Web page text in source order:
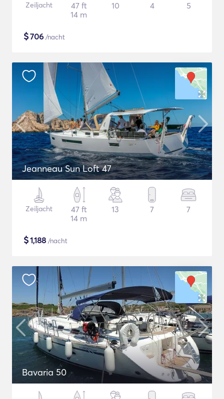
Zeiljacht
47 ft
14 m
10 4 5
$706 /nacht
Jeanneau Sun Loft 47
Zeiljacht
47 ft
14 m
13 7 7
$1,188 /nacht
Bavaria 50